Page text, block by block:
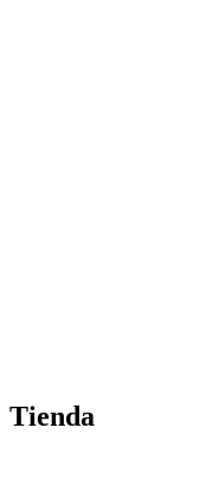
Tienda